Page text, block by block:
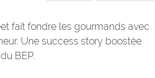
fait fondre les gourmands avec
Une success story boostée
BEP.